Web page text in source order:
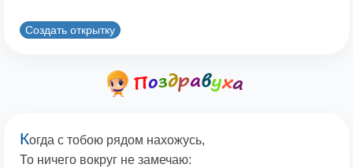
Создать открытку
Когда с тобою рядом нахожусь,
То ничего вокруг не замечаю: